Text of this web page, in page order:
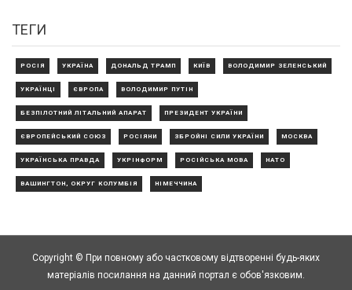
ТЕГИ
РОСІЯ УКРАЇНА ДОНАЛЬД ТРАМП КИЇВ ВОЛОДИМИР ЗЕЛЕНСЬКИЙ
УКРАЇНЦІ ЄВРОПА ВОЛОДИМИР ПУТІН
БЕЗПІЛОТНИЙ ЛІТАЛЬНИЙ АПАРАТ ПРЕЗИДЕНТ УКРАЇНИ
ЄВРОПЕЙСЬКИЙ СОЮЗ РОСІЯНИ ЗБРОЙНІ СИЛИ УКРАЇНИ МОСКВА
УКРАЇНСЬКА ПРАВДА УКРІНФОРМ РОСІЙСЬКА МОВА НАТО
ВАШИНГТОН, ОКРУГ КОЛУМБІЯ НІМЕЧЧИНА
Copyright © При повному або частковому відтворенні будь-яких
матеріалів посилання на данний портал є обов'язковим.